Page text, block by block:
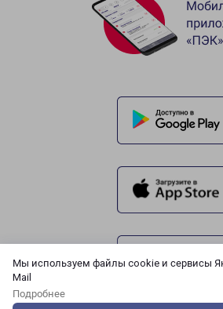
Мы используем файлы cookie и сервисы
Mail
Подробнее